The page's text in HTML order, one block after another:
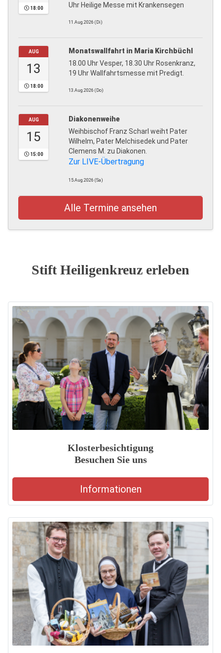
18:00
Uhr Heilige Messe mit Krankensegen
11.Aug.2026 (Di)
AUG
13
18:00
Monatswallfahrt in Maria Kirchbüchl
18.00 Uhr Vesper, 18.30 Uhr Rosenkranz,
19 Uhr Wallfahrtsmesse mit Predigt.
13.Aug.2026 (Do)
AUG
15
15:00
Diakonenweihe
Weihbischof Franz Scharl weiht Pater
Wilhelm, Pater Melchisedek und Pater
Clemens M. zu Diakonen.
Zur LIVE-Übertragung
15.Aug.2026 (Sa)
Alle Termine ansehen
Stift Heiligenkreuz erleben
Klosterbesichtigung
Besuchen Sie uns
Informationen